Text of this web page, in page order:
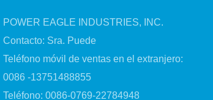
POWER EAGLE INDUSTRIES, INC.
Contacto: Sra. Puede
Teléfono móvil de ventas en el extranjero:
0086 -13751488855
Teléfono: 0086-0769-22784948